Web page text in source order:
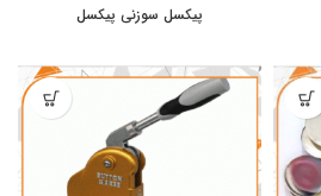
پیکسل سوزنی پیکسل